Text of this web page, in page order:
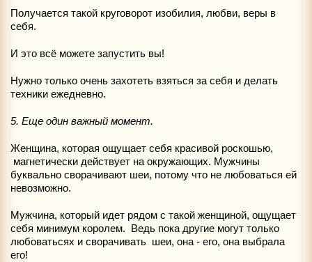
Получается такой круговорот изобилия, любви, веры в
себя.
И это всё можете запустить вы!
Нужно только очень захотеть взяться за себя и делать
техники ежедневно.
5. Еще один важный момент.
Женщина, которая ощущает себя красивой роскошью,
магнетически действует на окружающих. Мужчины
буквально сворачивают шеи, потому что не любоваться ей
невозможно.
Мужчина, который идет рядом с такой женщиной, ощущает
себя минимум королем. Ведь пока другие могут только
любоватьсях и сворачивать шеи, она - его, она выбрала
его!